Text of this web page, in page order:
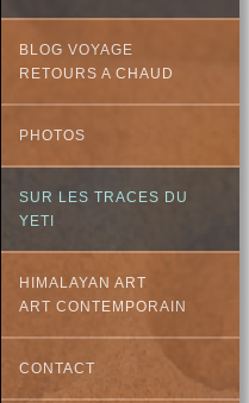
BLOG VOYAGE
RETOURS A CHAUD
PHOTOS
SUR LES TRACES DU
YETI
HIMALAYAN ART
ART CONTEMPORAIN
CONTACT